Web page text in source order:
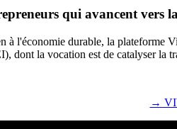
qui avancent vers
à l'économie durable, la plateforme
dont la vocation est de catalyser la
→